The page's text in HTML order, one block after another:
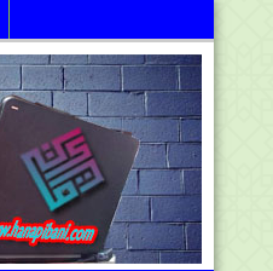
Sabtu, 08 Agustus 2026